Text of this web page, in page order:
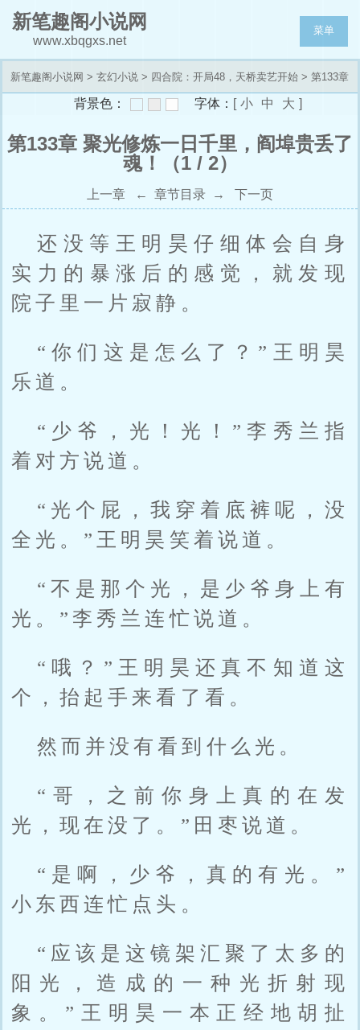
新笔趣阁小说网
www.xbqgxs.net
菜单
新笔趣阁小说网 > 玄幻小说 > 四合院：开局48，天桥卖艺开始 > 第133章
聚光修炼一日千里，阎埠贵丢了魂！
背景色： 字体： [ 小 中 大 ]
第133章 聚光修炼一日千里，阎埠贵丢了
魂！（1 / 2）
上一章 ← 章节目录 → 下一页
还没等王明昊仔细体会自身
实力的暴涨后的感觉，就发现
院子里一片寂静。
“你们这是怎么了？”王明昊
乐道。
“少爷，光！光！”李秀兰指
着对方说道。
“光个屁，我穿着底裤呢，没
全光。”王明昊笑着说道。
“不是那个光，是少爷身上有
光。”李秀兰连忙说道。
“哦？”王明昊还真不知道这
个，抬起手来看了看。
然而并没有看到什么光。
“哥，之前你身上真的在发
光，现在没了。”田枣说道。
“是啊，少爷，真的有光。”
小东西连忙点头。
“应该是这镜架汇聚了太多的
阳光，造成的一种光折射现
象。”王明昊一本正经地胡扯